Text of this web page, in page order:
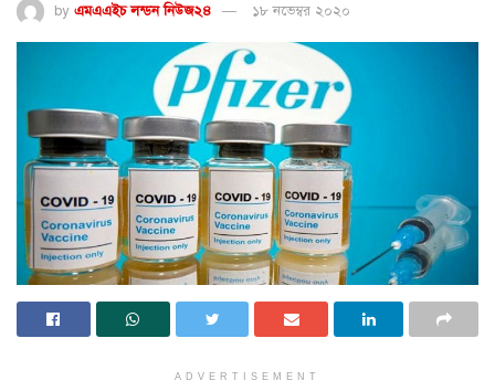
by এমএএইচ লন্ডন নিউজ২৪ ১৮ নভেম্বর ২০২০
ADVERTISEMENT